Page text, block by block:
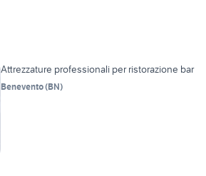
Attrezzature professionali per ristorazione bar
Benevento(BN)